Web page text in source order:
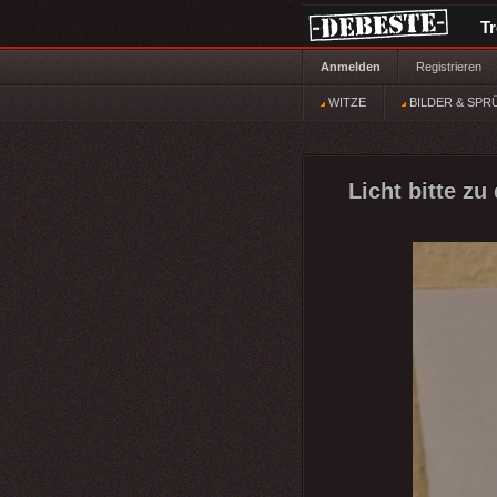
Anmelden Registrieren
WITZE BILDER &
Licht bitte zu